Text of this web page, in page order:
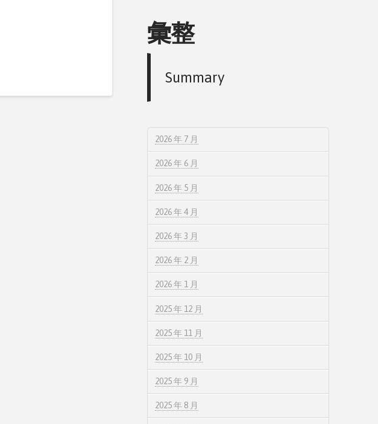
彙整
Summary
2026 年 7 月
2026 年 6 月
2026 年 5 月
2026 年 4 月
2026 年 3 月
2026 年 2 月
2026 年 1 月
2025 年 12 月
2025 年 11 月
2025 年 10 月
2025 年 9 月
2025 年 8 月